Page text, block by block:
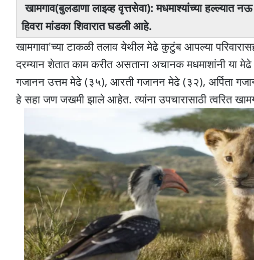
खामगाव(बुलडाणा लाइव्ह वृत्तसेवा): मधमाश्यांच्या
हिवरा मांडका शिवारात घडली आहे.
खामगावा'च्या टाकळी तलाव येथील मेढे कुटुंब आपल्या
दरम्यान शेतात काम करीत असताना अचानक मधमाशांनी या
गजानन उत्तम मेढे (३५), आरती गजानन मेढे (३२), अर्पिता
हे सहा जण जखमी झाले आहेत. त्यांना उपचारासाठी त्वरित